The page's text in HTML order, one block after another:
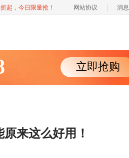
起，今日限量抢！ 网站协议 消息
立即抢购
来这么好用！